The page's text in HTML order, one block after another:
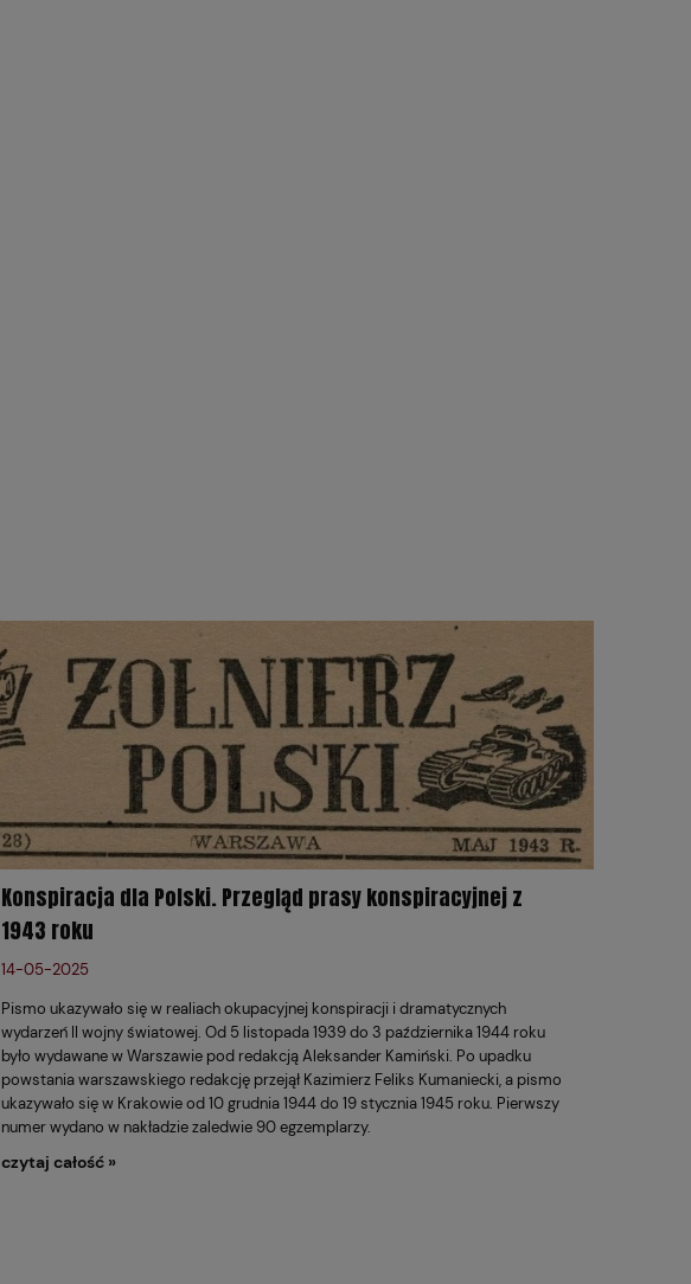
Konspiracja dla Polski. Przegląd prasy konspiracyjnej z
1943 roku
14-05-2025
Pismo ukazywało się w realiach okupacyjnej konspiracji i dramatycznych
wydarzeń II wojny światowej. Od 5 listopada 1939 do 3 października 1944 roku
było wydawane w Warszawie pod redakcjąAleksander Kamiński. Po upadku
powstania warszawskiego redakcję przejął Kazimierz Feliks Kumaniecki, a pismo
ukazywało się w Krakowie od 10 grudnia 1944 do 19 stycznia 1945 roku. Pierwszy
numer wydano w nakładzie zaledwie 90 egzemplarzy.
czytaj całość »